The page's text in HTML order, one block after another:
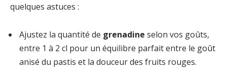
quelques astuces :
Ajustez la quantité de grenadine selon vos goûts,
entre 1 à 2 cl pour un équilibre parfait entre le goût
anisé du pastis et la douceur des fruits rouges.